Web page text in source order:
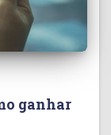
ganhar